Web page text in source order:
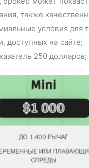
также
условия для
доступных на сайте;
250 долларов;